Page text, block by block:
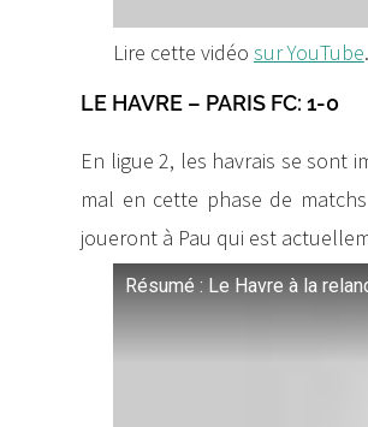
Lire cette vidéo sur YouTube.
LE HAVRE – PARIS FC: 1-0
En ligue 2, les havrais se sont
mal en cette phase de
joueront à Pau qui est
Résumé : Le Havre à la